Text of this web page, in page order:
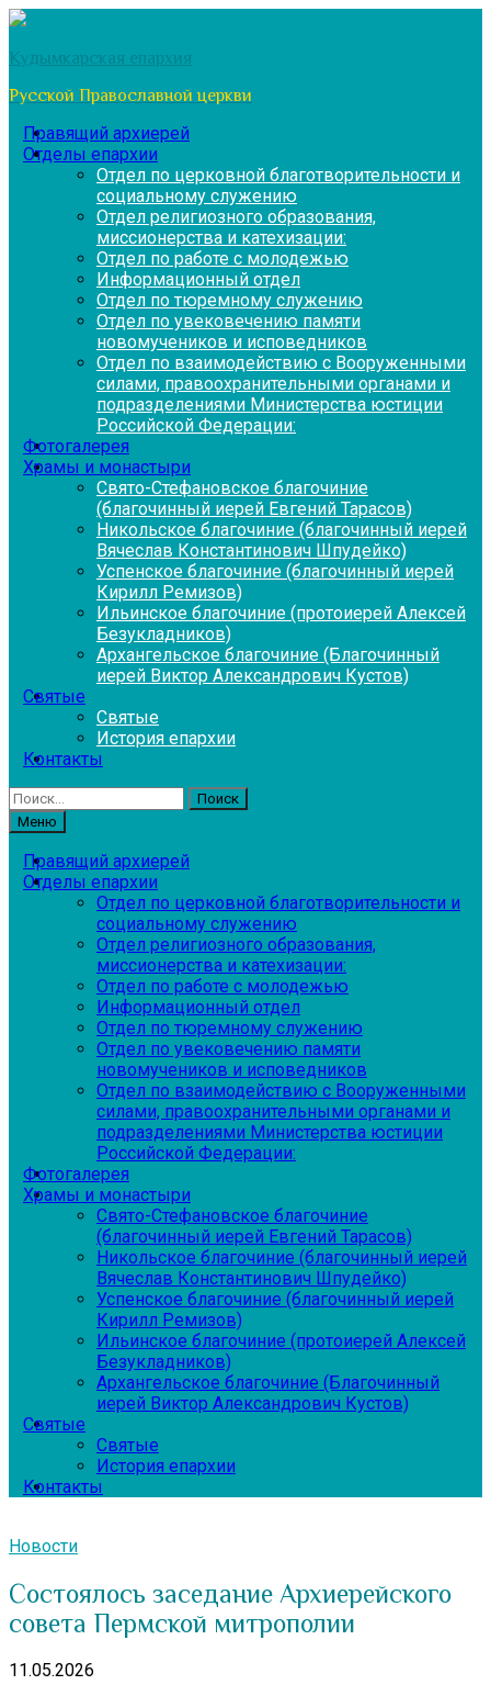
Перейти
содержимому
Кудымкарская епархия
Русской Православной церкви
Правящий архиерей
Отделы епархии
Отдел по церковной благотворительности и
социальному служению
Отдел религиозного образования,
миссионерства и катехизации:
Отдел по работе с молодежью
Информационный отдел
Отдел по тюремному служению
Отдел по увековечению памяти
новомучеников и исповедников
Отдел по взаимодействию с Вооруженными
силами, правоохранительными органами и
подразделениями Министерства юстиции
Российской Федерации:
Фотогалерея
Храмы и монастыри
Свято-Стефановское благочиние
(благочинный иерей Евгений Тарасов)
Никольское благочиние (благочинный иерей
Вячеслав Константинович Шпудейко)
Успенское благочиние (благочинный иерей
Кирилл Ремизов)
Ильинское благочиние (протоиерей Алексей
Безукладников)
Архангельское благочиние (Благочинный
иерей Виктор Александрович Кустов)
Святые
Святые
История епархии
Контакты
Найти:
Меню
Правящий архиерей
Отделы епархии
Отдел по церковной благотворительности и
социальному служению
Отдел религиозного образования,
миссионерства и катехизации:
Отдел по работе с молодежью
Информационный отдел
Отдел по тюремному служению
Отдел по увековечению памяти
новомучеников и исповедников
Отдел по взаимодействию с Вооруженными
силами, правоохранительными органами и
подразделениями Министерства юстиции
Российской Федерации:
Фотогалерея
Храмы и монастыри
Свято-Стефановское благочиние
(благочинный иерей Евгений Тарасов)
Никольское благочиние (благочинный иерей
Вячеслав Константинович Шпудейко)
Успенское благочиние (благочинный иерей
Кирилл Ремизов)
Ильинское благочиние (протоиерей Алексей
Безукладников)
Архангельское благочиние (Благочинный
иерей Виктор Александрович Кустов)
Святые
Святые
История епархии
Контакты
Новости
Состоялось заседание Архиерейского
совета Пермской митрополии
11.05.2026